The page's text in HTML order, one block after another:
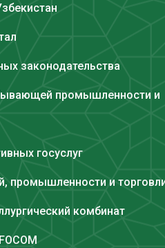
законодательства
промышленности и
госуслуг
промышленности и
комбинат